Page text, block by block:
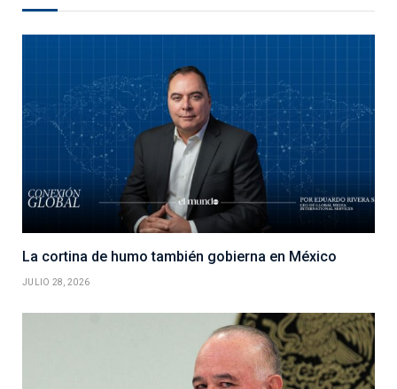
La cortina de humo también gobierna en México
JULIO 28, 2026